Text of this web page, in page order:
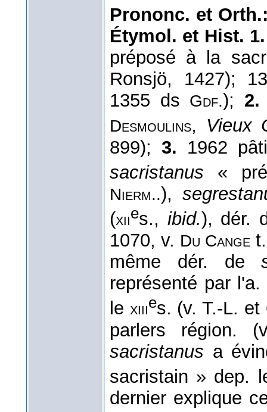
Prononc. et
Étymol. et Hist.
préposé à la
Ronsjö, 1427);
1355 ds Gdf.); 2.
Desmoulins, Vieux
899); 3. 1962
sacristanus «
Nierm..),
(xiies., ibid.), dér.
1070, v. Du Cange
même dér. de
représenté par
le xiiies. (v. T.-L. et
parlers région.
sacristanus a
sacristain » dep.
dernier explique